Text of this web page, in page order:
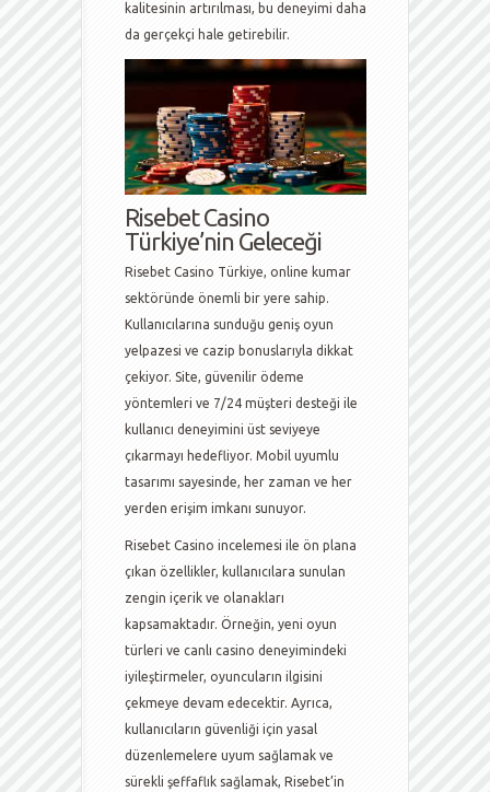
kalitesinin artırılması, bu deneyimi daha
da gerçekçi hale getirebilir.
Risebet Casino
Türkiye’nin Geleceği
Risebet Casino Türkiye, online kumar
sektöründe önemli bir yere sahip.
Kullanıcılarına sunduğu geniş oyun
yelpazesi ve cazip bonuslarıyla dikkat
çekiyor. Site, güvenilir ödeme
yöntemleri ve 7/24 müşteri desteği ile
kullanıcı deneyimini üst seviyeye
çıkarmayı hedefliyor. Mobil uyumlu
tasarımı sayesinde, her zaman ve her
yerden erişim imkanı sunuyor.
Risebet Casino incelemesi ile ön plana
çıkan özellikler, kullanıcılara sunulan
zengin içerik ve olanakları
kapsamaktadır. Örneğin, yeni oyun
türleri ve canlı casino deneyimindeki
iyileştirmeler, oyuncuların ilgisini
çekmeye devam edecektir. Ayrıca,
kullanıcıların güvenliği için yasal
düzenlemelere uyum sağlamak ve
sürekli şeffaflık sağlamak, Risebet’in